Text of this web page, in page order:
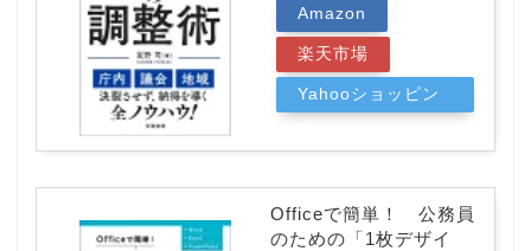
Amazon
楽天市場
Yahooショッピン
Officeで簡単！ 公務員
のための「1枚デザイ